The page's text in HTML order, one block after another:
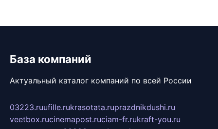
База компаний
Актуальный каталог компаний по всей России
03223.ruufille.rukrasotata.ruprazdnikdushi.ru
veetbox.rucinemapost.ruciam-fr.rukraft-you.ru